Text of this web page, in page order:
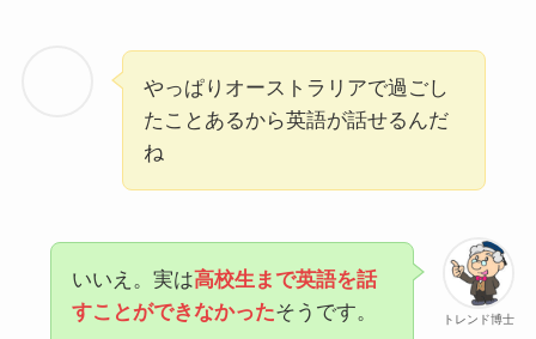
やっぱりオーストラリアで過ごし
たことあるから英語が話せるんだ
ね
トレンド博士
いいえ。実は高校生まで英語を話
すことができなかったそうです。